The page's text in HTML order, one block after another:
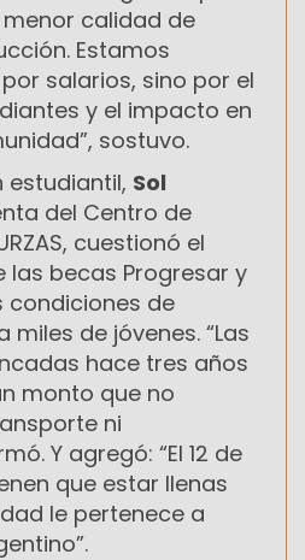
calidad de
Estamos
salarios, sino por el
y el impacto en
sostuvo.
estudiantil, Sol
del Centro de
cuestionó el
las becas Progresar y
condiciones de
de jóvenes. “Las
hace tres años
monto que no
ni
Y agregó: “El 12 de
que estar llenas
le pertenece a